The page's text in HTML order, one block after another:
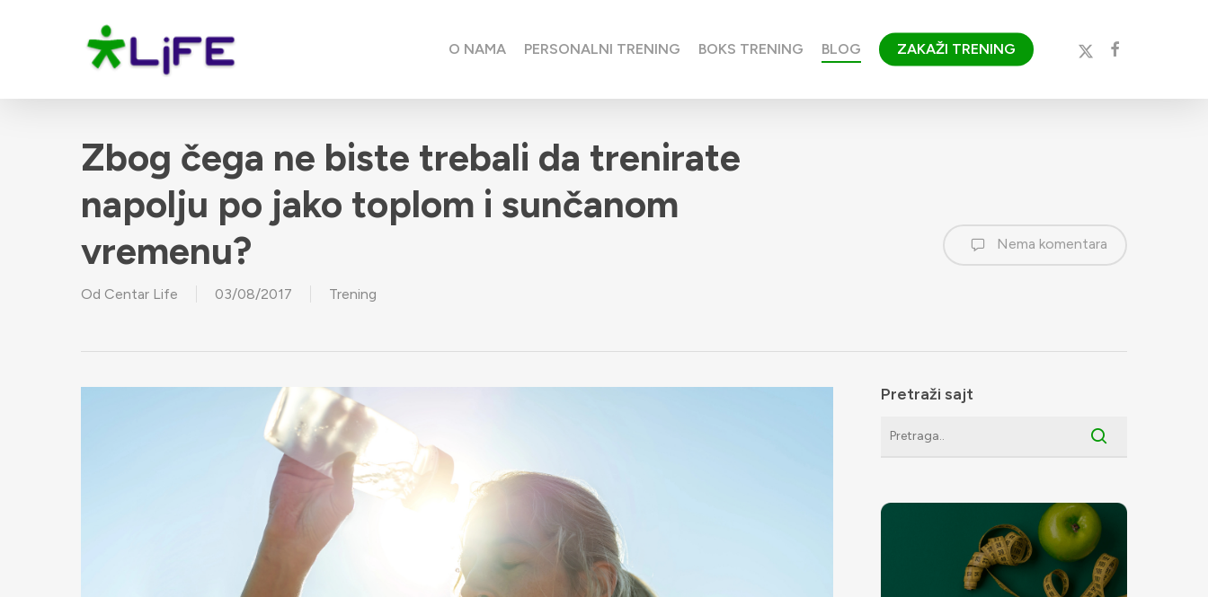
O NAMA PERSONALNI TRENING BOKS TRENING BLOG ZAKAŽI TRENING
x-
facebook
Zbog čega ne biste trebali da trenirate
napolju po jako toplom i sunčanom
vremenu?
Od Centar Life 03/08/2017 Trening
Nema komentara
Pretraži sajt